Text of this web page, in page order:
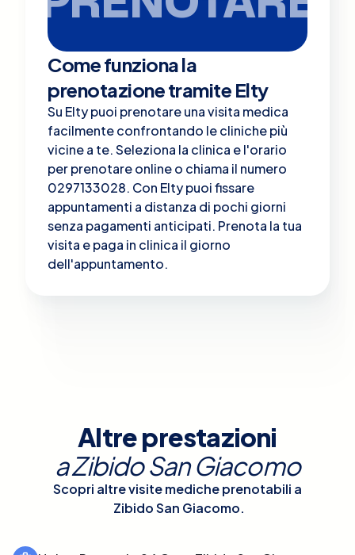
Come funziona la
prenotazione tramite Elty
Su Elty puoi prenotare una visita medica
facilmente confrontando le cliniche più
vicine a te. Seleziona la clinica e l'orario
per prenotare online o chiama il numero
0297133028. Con Elty puoi fissare
appuntamenti a distanza di pochi giorni
senza pagamenti anticipati. Prenota la tua
visita e paga in clinica il giorno
dell'appuntamento.
Altre prestazioni
aZibido San Giacomo
Scopri altre visite mediche prenotabili a
Zibido San Giacomo.